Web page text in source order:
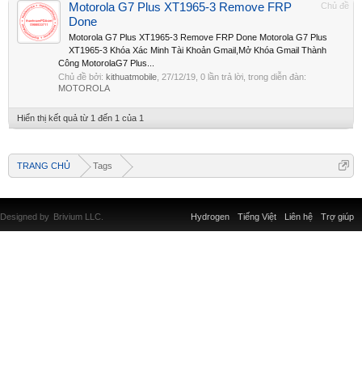
Chủ đề
Motorola G7 Plus XT1965-3 Remove FRP
Done
Motorola G7 Plus XT1965-3 Remove FRP Done Motorola G7 Plus
XT1965-3 Khóa Xác Minh Tài Khoản Gmail,Mở Khóa Gmail Thành
Công MotorolaG7 Plus...
Chủ đề bởi: kithuatmobile 27/12/19 , 0 lần trả lời, trong diễn đàn:
MOTOROLA
Hiển thị kết quả từ 1 đến 1 của 1
TRANG CHỦ Tags
Liên hệ Trợ giúp
Hydrogen Tiếng Việt
Designed by Brivium LLC.